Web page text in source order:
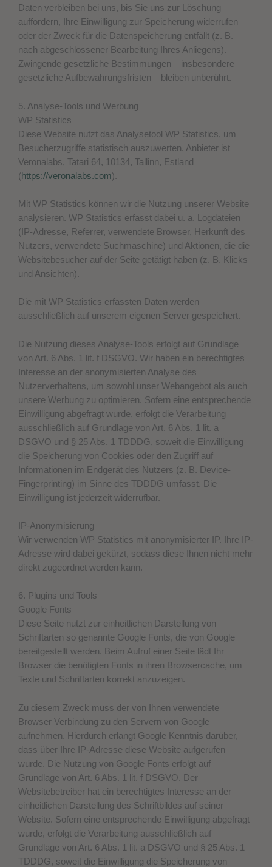
Daten verbleiben bei uns, bis Sie uns zur Löschung
auffordern, Ihre Einwilligung zur Speicherung widerrufen
oder der Zweck für die Datenspeicherung entfällt (z. B.
nach abgeschlossener Bearbeitung Ihres Anliegens).
Zwingende gesetzliche Bestimmungen – insbesondere
gesetzliche Aufbewahrungsfristen – bleiben unberührt.
5. Analyse-Tools und Werbung
WP Statistics
Diese Website nutzt das Analysetool WP Statistics, um
Besucherzugriffe statistisch auszuwerten. Anbieter ist
Veronalabs, Tatari 64, 10134, Tallinn, Estland
(https://veronalabs.com).
Mit WP Statistics können wir die Nutzung unserer Website
analysieren. WP Statistics erfasst dabei u. a. Logdateien
(IP-Adresse, Referrer, verwendete Browser, Herkunft des
Nutzers, verwendete Suchmaschine) und Aktionen, die die
Websitebesucher auf der Seite getätigt haben (z. B. Klicks
und Ansichten).
Die mit WP Statistics erfassten Daten werden
ausschließlich auf unserem eigenen Server gespeichert.
Die Nutzung dieses Analyse-Tools erfolgt auf Grundlage
von Art. 6 Abs. 1 lit. f DSGVO. Wir haben ein berechtigtes
Interesse an der anonymisierten Analyse des
Nutzerverhaltens, um sowohl unser Webangebot als auch
unsere Werbung zu optimieren. Sofern eine entsprechende
Einwilligung abgefragt wurde, erfolgt die Verarbeitung
ausschließlich auf Grundlage von Art. 6 Abs. 1 lit. a
DSGVO und § 25 Abs. 1 TDDDG, soweit die Einwilligung
die Speicherung von Cookies oder den Zugriff auf
Informationen im Endgerät des Nutzers (z. B. Device-
Fingerprinting) im Sinne des TDDDG umfasst. Die
Einwilligung ist jederzeit widerrufbar.
IP-Anonymisierung
Wir verwenden WP Statistics mit anonymisierter IP. Ihre IP-
Adresse wird dabei gekürzt, sodass diese Ihnen nicht mehr
direkt zugeordnet werden kann.
6. Plugins und Tools
Google Fonts
Diese Seite nutzt zur einheitlichen Darstellung von
Schriftarten so genannte Google Fonts, die von Google
bereitgestellt werden. Beim Aufruf einer Seite lädt Ihr
Browser die benötigten Fonts in ihren Browsercache, um
Texte und Schriftarten korrekt anzuzeigen.
Zu diesem Zweck muss der von Ihnen verwendete
Browser Verbindung zu den Servern von Google
aufnehmen. Hierdurch erlangt Google Kenntnis darüber,
dass über Ihre IP-Adresse diese Website aufgerufen
wurde. Die Nutzung von Google Fonts erfolgt auf
Grundlage von Art. 6 Abs. 1 lit. f DSGVO. Der
Websitebetreiber hat ein berechtigtes Interesse an der
einheitlichen Darstellung des Schriftbildes auf seiner
Website. Sofern eine entsprechende Einwilligung abgefragt
wurde, erfolgt die Verarbeitung ausschließlich auf
Grundlage von Art. 6 Abs. 1 lit. a DSGVO und § 25 Abs. 1
TDDDG, soweit die Einwilligung die Speicherung von